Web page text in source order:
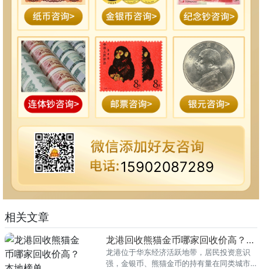
15902087289
相关文章
龙港回收熊猫金币哪家回收价高？本地榜单
龙港位于华东经济活跃地带，居民投资意识
强，金银币、熊猫金币的持有量在同类城市